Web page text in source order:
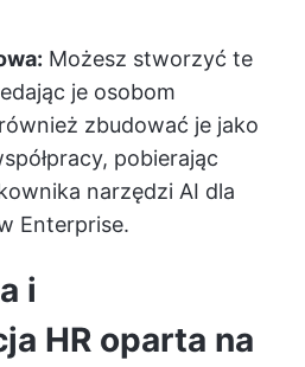
Możesz stworzyć te
je osobom
zbudować je jako
pobierając
narzędzi AI dla
Enterprise.
i
HR oparta na